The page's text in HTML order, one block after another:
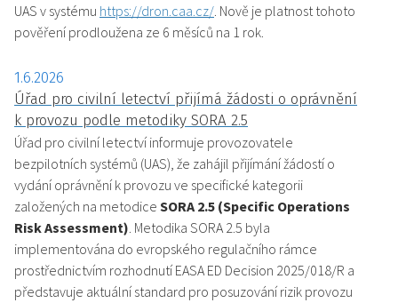
UAS v systému https://dron.caa.cz/. Nově je platnost tohoto
pověření prodloužena ze 6 měsíců na 1 rok.
1.6.2026
Úřad pro civilní letectví přijímá žádosti o oprávnění
k provozu podle metodiky SORA 2.5
Úřad pro civilní letectví informuje provozovatele
bezpilotních systémů (UAS), že zahájil přijímání žádostí o
vydání oprávnění k provozu ve specifické kategorii
založených na metodice SORA 2.5 (Specific Operations
Risk Assessment). Metodika SORA 2.5 byla
implementována do evropského regulačního rámce
prostřednictvím rozhodnutí EASA ED Decision 2025/018/R a
představuje aktuální standard pro posuzování rizik provozu